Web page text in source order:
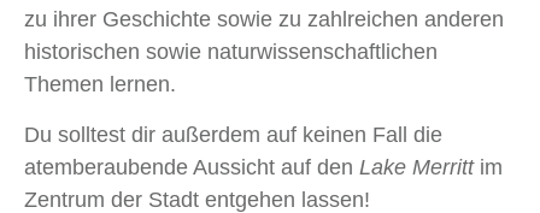
zu ihrer Geschichte sowie zu zahlreichen anderen
historischen sowie naturwissenschaftlichen
Themen lernen.
Du solltest dir außerdem auf keinen Fall die
atemberaubende Aussicht auf den Lake Merrittim
Zentrum der Stadt entgehen lassen!